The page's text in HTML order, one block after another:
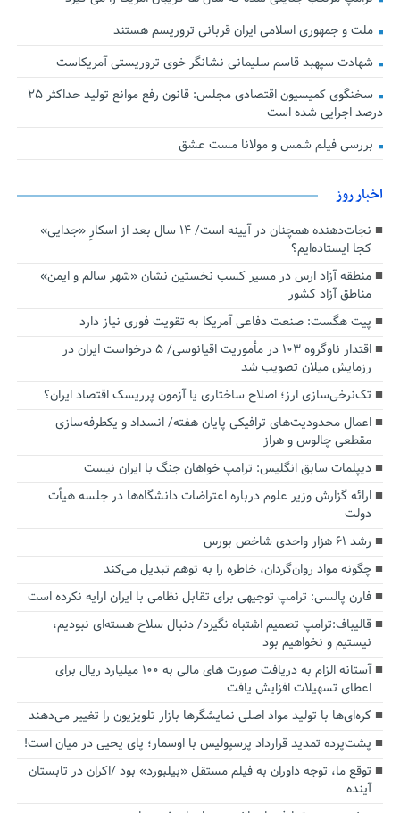
ملت و جمهوری اسلامی ایران قربانی تروریسم هستند
شهادت سپهبد قاسم سلیمانی نشانگر خوی تروریستی آمریکاست
سخنگوی کمیسیون اقتصادی مجلس: قانون رفع موانع تولید حداکثر ۲۵
درصد اجرایی شده است
بررسی فیلم شمس و مولانا مست عشق
اخبار روز
نجات‌دهنده‌ همچنان در آیینه است/ ۱۴ سال بعد از اسکارِ «جدایی»
کجا ایستاده‌ایم؟
منطقه آزاد ارس در مسیر کسب نخستین نشان «شهر سالم و ایمن»
مناطق آزاد کشور
پیت هگست: صنعت دفاعی آمریکا به تقویت فوری نیاز دارد
اقتدار ناوگروه ۱۰۳ در مأموریت‌ اقیانوسی/ ۵ درخواست ایران در
رزمایش میلان تصویب شد
تک‌نرخی‌سازی ارز؛ اصلاح ساختاری یا آزمون پرریسک اقتصاد ایران؟
اعمال محدودیت‌های ترافیکی پایان هفته/ انسداد و یکطرفه‌سازی
مقطعی چالوس و هراز
دیپلمات سابق انگلیس:‌ ترامپ خواهان جنگ با ایران نیست
ارائه گزارش وزیر علوم درباره اعتراضات دانشگاه‌ها در جلسه هیأت
دولت
رشد ۶۱ هزار واحدی شاخص بورس
چگونه مواد روان‌گردان، خاطره را به توهم تبدیل می‌کند
فارن پالسی: ترامپ توجیهی برای تقابل نظامی با ایران ارایه نکرده است
قالیباف:ترامپ تصمیم اشتباه نگیرد/ دنبال سلاح هسته‌ای نبودیم،
نیستیم و نخواهیم بود
آستانه الزام به دریافت صورت های مالی به ۱۰۰ میلیارد ریال برای
اعطای تسهیلات افزایش یافت
کره‌ای‌ها با تولید مواد اصلی نمایشگرها بازار تلویزیون را تغییر می‌دهند
پشت‌پرده تمدید قرارداد پرسپولیس با اوسمار؛ پای یحیی در میان است!
توقع ما، توجه داوران به فیلم مستقل «بیلبورد» بود /اکران در تابستان
آینده